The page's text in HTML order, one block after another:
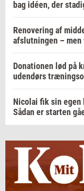
bag idéen, der
Renovering af
afslutningen –
Donationen lød på
udendørs
Nicolai fik sin
Sådan er starten